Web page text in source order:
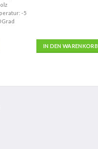
-5
Grad
IN DEN WARENKORB